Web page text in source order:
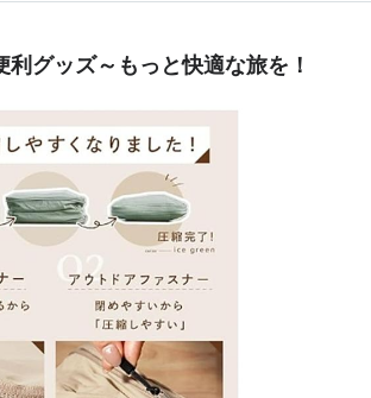
グッズ～もっと快適な旅を！